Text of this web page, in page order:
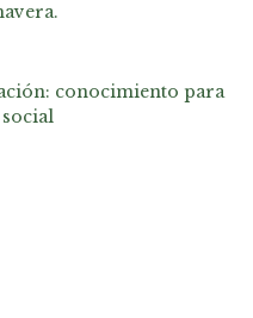
conocimiento para